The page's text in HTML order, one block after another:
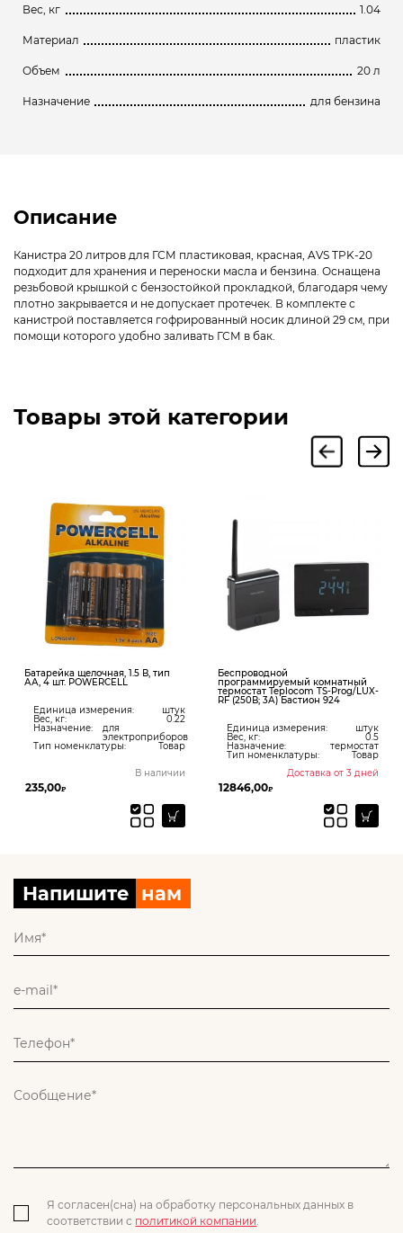
Вес, кг 1.04
Материал пластик
Объем 20 л
Назначение для бензина
Описание
Канистра 20 литров для ГСМ пластиковая, красная, AVS TPK-20
подходит для хранения и переноски масла и бензина. Оснащена
резьбовой крышкой с бензостойкой прокладкой, благодаря чему
плотно закрывается и не допускает протечек. В комплекте с
канистрой поставляется гофрированный носик длиной 29 см, при
помощи которого удобно заливать ГСМ в бак.
Товары этой категории
Батарейка щелочная, 1.5 В, тип
АА, 4 шт. POWERCELL
Единица измерения: штук
Вес, кг: 0.22
Назначение: для
электроприборов
Тип номенклатуры: Товар
В наличии
235,00₽
Беспроводной
программируемый комнатный
термостат Teplocom TS-Prog/LUX-
RF (250В; 3А) Бастион 924
Единица измерения: штук
Вес, кг: 0.5
Назначение: термостат
Тип номенклатуры:
Товар
Доставка от 3 дней
12846,00₽
Напишите нам
Я согласен(сна) на обработку персональных данных в
соответствии с политикой компании.